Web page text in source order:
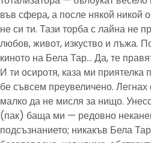
във сфера, а после някой никой
не си ти. Тази торба с лайна не
любов, живот, изкуство и лъжа.
киното на Бела Тар… Да, те
И ти осиротя, каза ми
бе съвсем преувеличено. Легнах
малко да не мисля за нищо.
(пак) баща ми — редовно
подсъзнанието; никакъв Бела